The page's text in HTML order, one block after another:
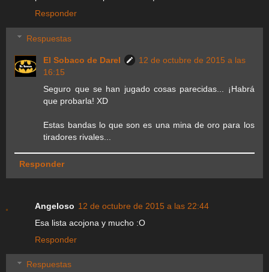
Responder
Respuestas
El Sobaco de Darel
12 de octubre de 2015 a las
16:15
Seguro que se han jugado cosas parecidas... ¡Habrá
que probarla! XD
Estas bandas lo que son es una mina de oro para los
tiradores rivales...
Responder
Angeloso 12 de octubre de 2015 a las 22:44
Esa lista acojona y mucho :O
Responder
Respuestas